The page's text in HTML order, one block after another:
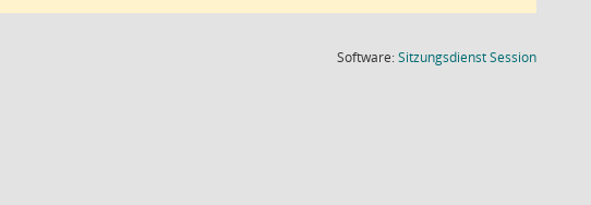
Software:SitzungsdienstSession(Wird in